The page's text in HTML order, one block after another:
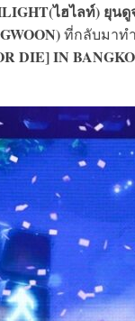
ไฮไลท์) ยุนดู
ที่กลับมาท
DIE] IN